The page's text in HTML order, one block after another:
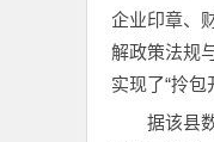
企业印章、
解政策法规
实现了“拎包
据该县